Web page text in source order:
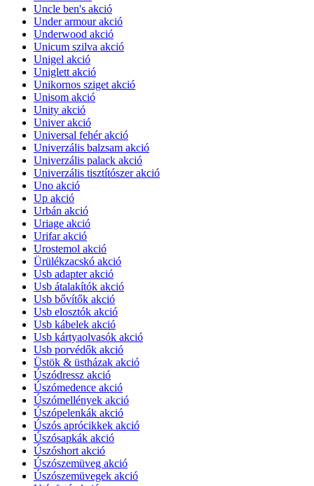
Uncle ben's akció
Under armour akció
Underwood akció
Unicum szilva akció
Unigel akció
Uniglett akció
Unikornos sziget akció
Unisom akció
Unity akció
Univer akció
Universal fehér akció
Univerzális balzsam akció
Univerzális palack akció
Univerzális tisztítószer akció
Uno akció
Up akció
Urbán akció
Uriage akció
Urifar akció
Urostemol akció
Ürülékzacskó akció
Usb adapter akció
Usb átalakítók akció
Usb bővítők akció
Usb elosztók akció
Usb kábelek akció
Usb kártyaolvasók akció
Usb porvédők akció
Üstök & üstházak akció
Úszódressz akció
Úszómedence akció
Úszómellények akció
Úszópelenkák akció
Úszós aprócikkek akció
Úszósapkák akció
Úszóshort akció
Úszószemüveg akció
Úszószemüvegek akció